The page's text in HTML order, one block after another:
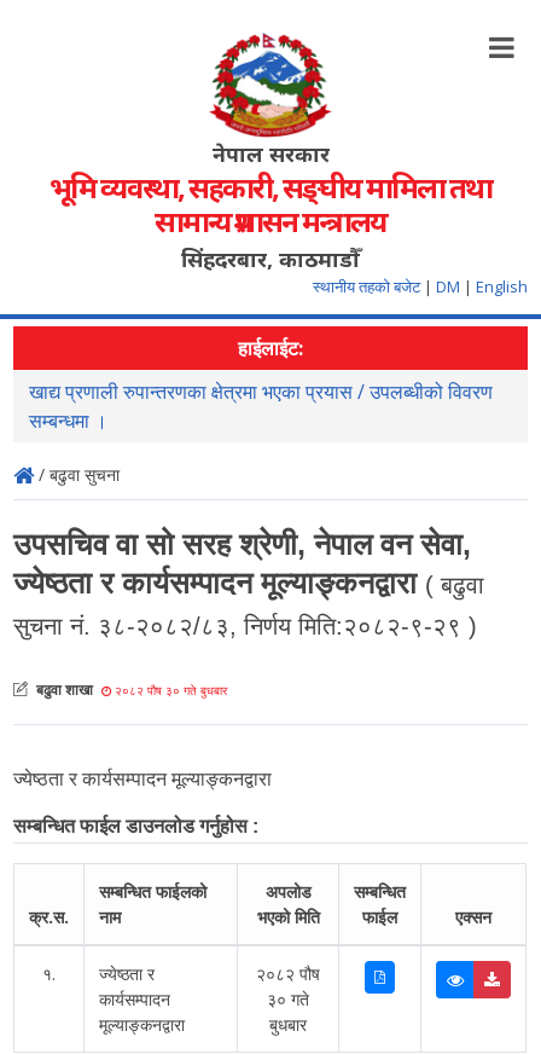
नेपाल सरकार
भूमि व्यवस्था, सहकारी, सङ्‍घीय मामिला तथा
सामान्य प्रशासन मन्त्रालय
सिंहदरबार, काठमाडौँ
स्थानीय तहको बजेट | DM | English
हाईलाईट:
खाद्य प्रणाली रुपान्तरणका क्षेत्रमा भएका प्रयास / उपलब्धीको विवरण
सम्बन्धमा ।
/ बढुवा सुचना
उपसचिव वा सो सरह श्रेणी, नेपाल वन सेवा,
ज्येष्ठता र कार्यसम्पादन मूल्याङ्कनद्वारा ( बढुवा
सुचना नं. ३८-२०८२/८३, निर्णय मिति:२०८२-९-२९ )
बढुवा शाखा २०८२ पौष ३० गते बुधबार
ज्येष्ठता र कार्यसम्पादन मूल्याङ्कनद्वारा
सम्बन्धित फाईल डाउनलोड गर्नुहोस :
क्र.स.
सम्बन्धित फाईलको
नाम
अपलोड
भएको मिति
सम्बन्धित
फाईल
एक्सन
१.
ज्येष्ठता र
कार्यसम्पादन
मूल्याङ्कनद्वारा
२०८२ पौष
३० गते
बुधबार